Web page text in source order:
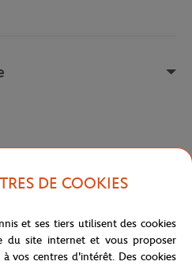
DE COOKIES
et ses tiers utilisent des cookies
du site internet et vous proposer
vos centres d'intérêt. Des cookies